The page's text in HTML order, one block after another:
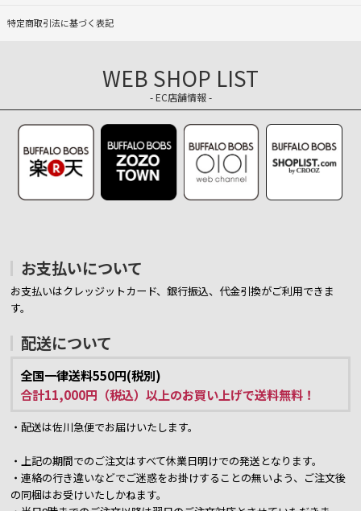
特定商取引法に基づく表記
WEB SHOP LIST
- EC店舗情報 -
お支払いについて
お支払いはクレッジットカード、銀行振込、代金引換がご利用できま
す。
配送について
全国一律送料550円(税別)
合計11,000円（税込）以上のお買い上げで送料無料！
・配送は佐川急便でお届けいたします。
・上記の期間でのご注文はすべて休業日明けでの発送となります。
・連絡の行き違いなどでご迷惑をお掛けすることの無いよう、ご注文後
の同梱はお受けいたしかねます。